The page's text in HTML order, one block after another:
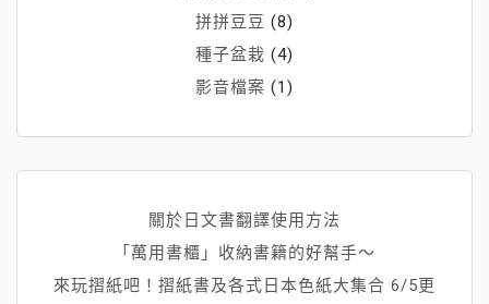
拼拼豆豆 (8)
種子盆栽 (4)
影音檔案 (1)
關於日文書翻譯使用方法
「萬用書櫃」收納書籍的好幫手～
來玩摺紙吧！摺紙書及各式日本色紙大集合 6/5更